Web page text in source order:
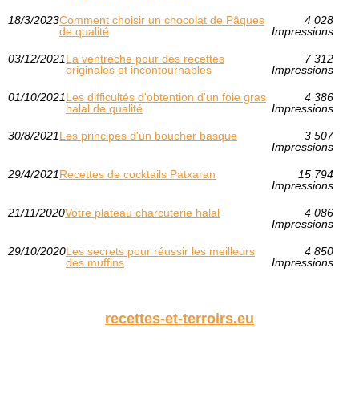
18/3/2023Comment choisir un chocolat de Pâques
de qualité
4 028
Impressions
03/12/2021La ventrèche pour des recettes
originales et incontournables
7 312
Impressions
01/10/2021Les difficultés d'obtention d'un foie gras
halal de qualité
4 386
Impressions
30/8/2021Les principes d'un boucher basque
3 507
Impressions
29/4/2021Recettes de cocktails Patxaran
15 794
Impressions
21/11/2020Votre plateau charcuterie halal
4 086
Impressions
29/10/2020Les secrets pour réussir les meilleurs
des muffins
4 850
Impressions
recettes-et-terroirs.eu